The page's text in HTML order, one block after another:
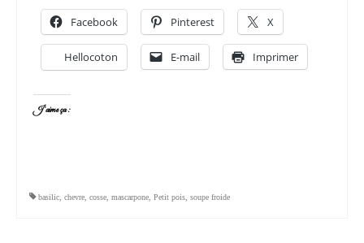
Facebook Pinterest X
Hellocoton E-mail Imprimer
J’aime ça :
basilic chevre cosse mascarpone Petit pois soupe froide